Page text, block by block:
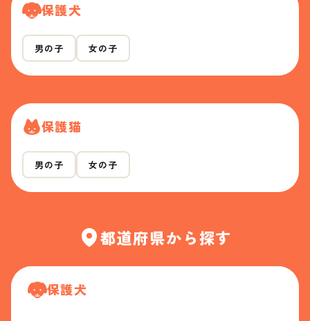
保護犬
男の子 女の子
保護猫
男の子 女の子
都道府県から探す
保護犬